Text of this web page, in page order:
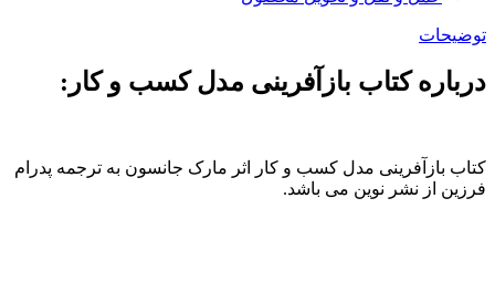
توضیحات
درباره کتاب بازآفرینی مدل کسب و کار:
کتاب بازآفرینی مدل کسب و کار اثر مارک جانسون به ترجمه پدرام
فرزین از نشر نوین می باشد.